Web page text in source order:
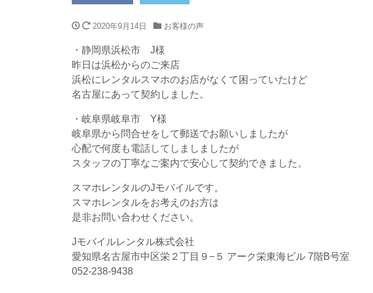
2020年9月14日 お客様の声
・静岡県浜松市 J様
昨日は浜松からのご来店
浜松にレンタルスマホのお店がなくて困っていたけど
名古屋にあって契約しました。
・岐阜県岐阜市 Y様
岐阜県から問合せをして郵送でお願いしましたが
心配で何度も電話してしましましたが
スタッフの丁寧なご案内で安心して契約できました。
スマホレンタルのJモバイルです。
スマホレンタルをお考えのお方は
是非お問い合わせください。
Jモバイルレンタル株式会社
愛知県名古屋市中区栄２丁目９−５ アーク栄東海ビル 7階B号室
052-238-9438